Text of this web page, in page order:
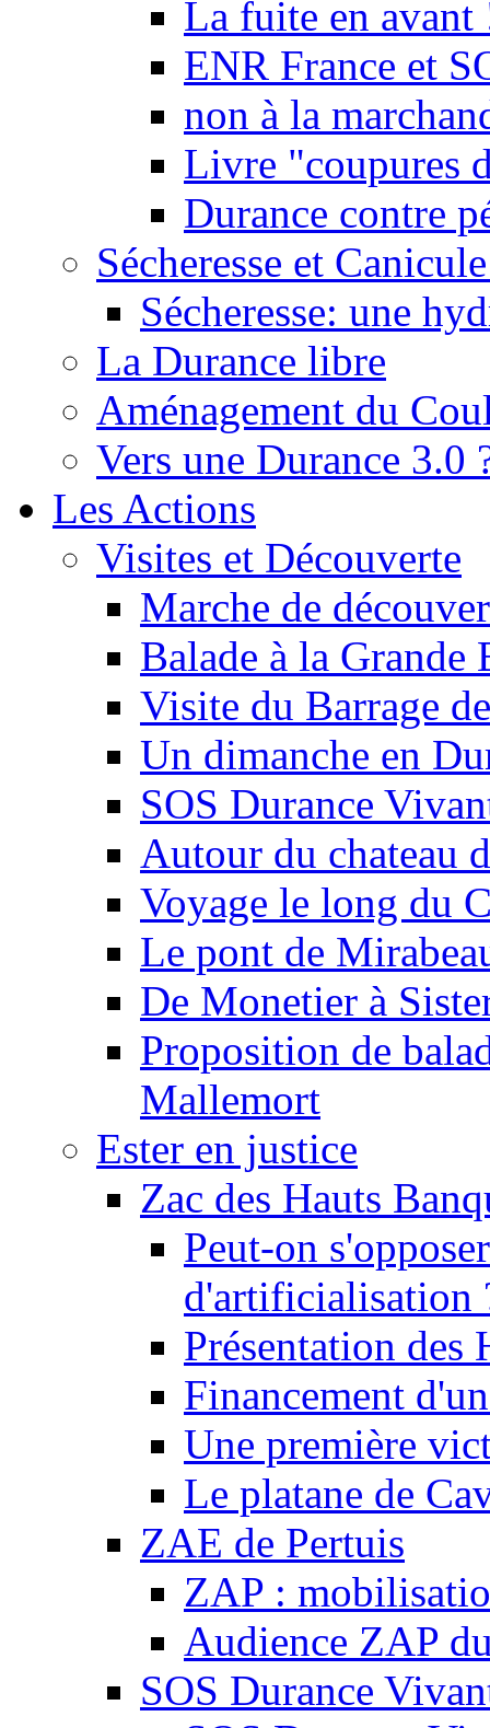
La fuite en avant
ENR France et
non à la
Livre "coupures
Durance contre
Sécheresse et
Sécheresse: une
La Durance libre
Aménagement du
Vers une Durance 3.0
Les Actions
Visites et Découverte
Marche de
Balade à la Grande
Visite du Barrage
Un dimanche en
SOS Durance
Autour du chateau
Voyage le long du
Le pont de
De Monetier à
Proposition de
Mallemort
Ester en justice
Zac des Hauts
Peut-on
d'artificialisation
Présentation des
Financement
Une première
Le platane de
ZAE de Pertuis
ZAP :
Audience ZAP
SOS Durance